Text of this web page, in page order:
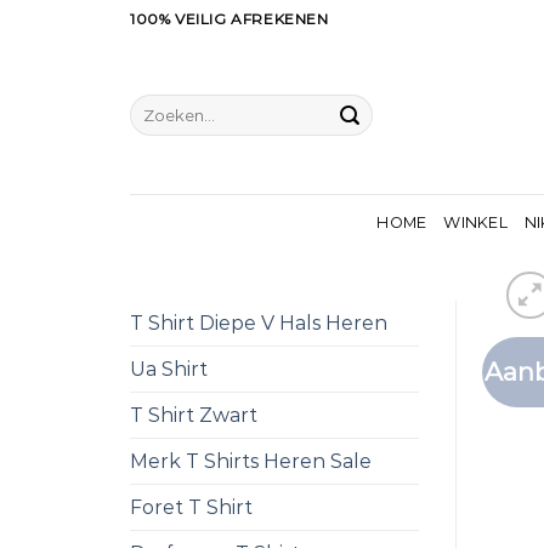
100% VEILIG AFREKENEN
Zoeken
naar:
HOME WINKEL
T Shirt Diepe V Hals Heren
Ua Shirt
T Shirt Zwart
Merk T Shirts Heren Sale
Foret T Shirt